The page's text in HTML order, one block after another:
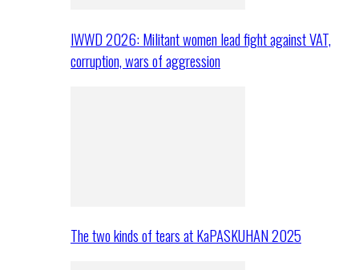
IWWD 2026: Militant women lead fight against VAT,
corruption, wars of aggression
The two kinds of tears at KaPASKUHAN 2025